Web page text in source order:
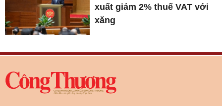
xuất giảm 2% thuế VAT với
xăng